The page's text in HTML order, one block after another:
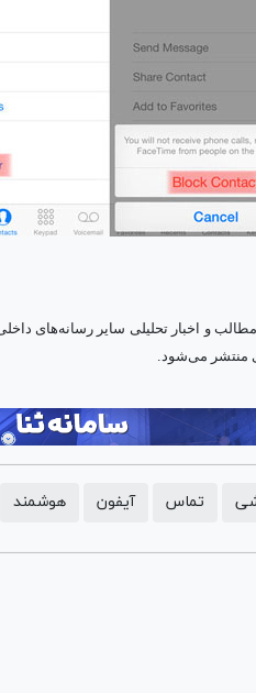
و اخبار تحلیلی سایر رسانه‌های
منتشر می‌شود.
تماس آیفون هوشمند